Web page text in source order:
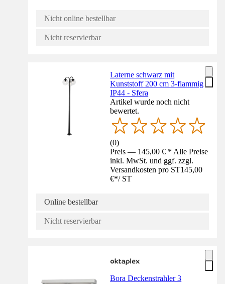
Nicht online bestellbar
Nicht reservierbar
Laterne schwarz mit
Kunststoff 200 cm 3-flammig
IP44 - Sfera
Artikel wurde noch nicht
bewertet.
(0)
Preis — 145,00 € * Alle Preise
inkl. MwSt. und ggf. zzgl.
Versandkosten pro ST145,00
€*/ ST
Online bestellbar
Nicht reservierbar
Bora Deckenstrahler 3